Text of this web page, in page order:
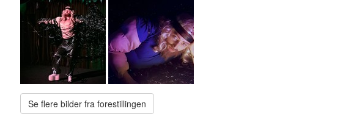
Se flere bilder fra forestillingen